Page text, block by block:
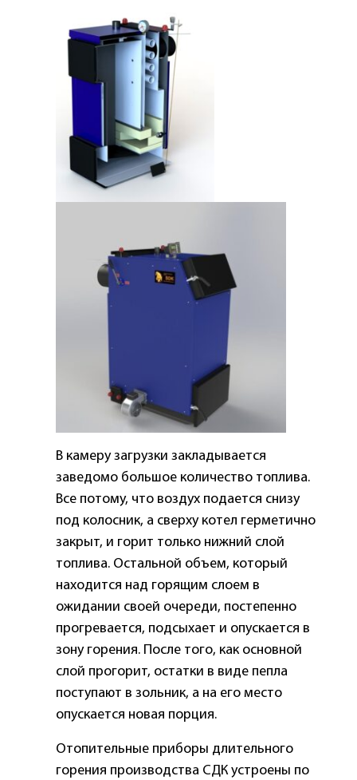
В камеру загрузки закладывается
заведомо большое количество топлива.
Все потому, что воздух подается снизу
под колосник, а сверху котел герметично
закрыт, и горит только нижний слой
топлива. Остальной объем, который
находится над горящим слоем в
ожидании своей очереди, постепенно
прогревается, подсыхает и опускается в
зону горения. После того, как основной
слой прогорит, остатки в виде пепла
поступают в зольник, а на его место
опускается новая порция.
Отопительные приборы длительного
горения производства СДК устроены по